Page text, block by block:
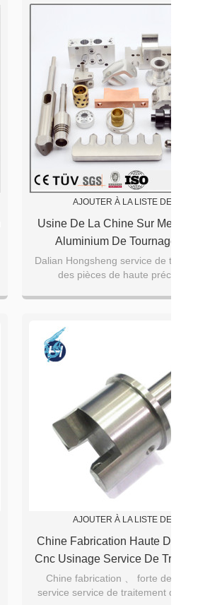
AJOUTER À LA LISTE DE SOUHAITS
Usine De La Chine Sur Mesure En
Aluminium De Tournage De
Précision, Services De Traitement De
Fraisage
Dalian Hongsheng service de traitement
des pièces de haute précision
AJOUTER À LA LISTE DE SOUHAITS
Chine Fabrication Haute Demande
Cnc Usinage Service De Traitement
Des Pièces
Chine fabrication 、 forte demande
service service de traitement de pièces